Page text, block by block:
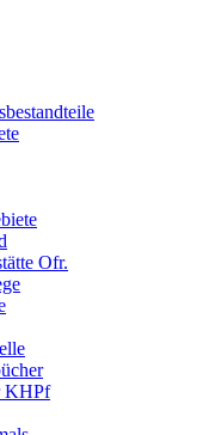
Ofr.
KHPf